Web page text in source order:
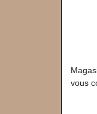
vous